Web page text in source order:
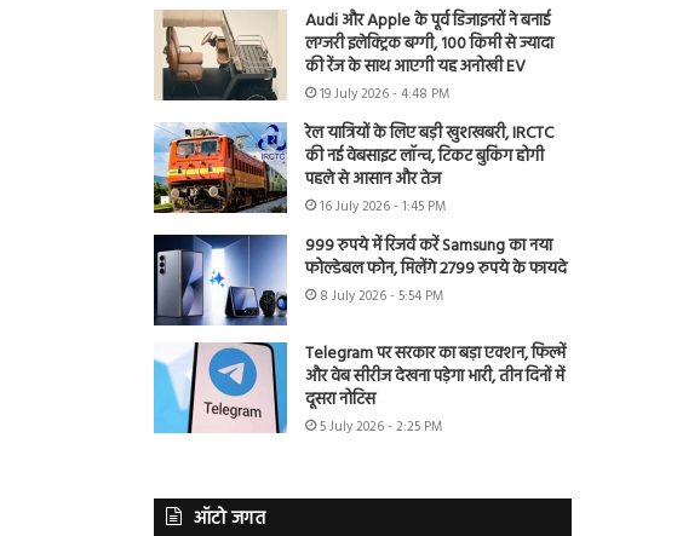
Audi और Apple के पूर्व डिजाइनरों ने बनाई
लग्जरी इलेक्ट्रिक बग्गी, 100 किमी से ज्यादा
की रेंज के साथ आएगी यह अनोखी EV
19 July 2026 - 4:48 PM
रेल यात्रियों के लिए बड़ी खुशखबरी, IRCTC
की नई वेबसाइट लॉन्च, टिकट बुकिंग होगी
पहले से आसान और तेज
16 July 2026 - 1:45 PM
999 रुपये में रिजर्व करें Samsung का नया
फोल्डेबल फोन, मिलेंगे 2799 रुपये के फायदे
8 July 2026 - 5:54 PM
Telegram पर सरकार का बड़ा एक्शन, फिल्में
और वेब सीरीज देखना पड़ेगा भारी, तीन दिनों में
दूसरा नोटिस
5 July 2026 - 2:25 PM
ऑटो जगत